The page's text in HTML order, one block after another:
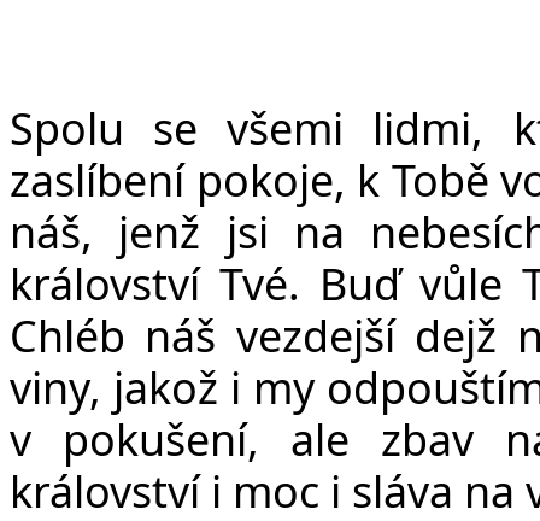
Spolu se všemi lidmi,
zaslíbení pokoje, k Tobě
náš, jenž jsi na
království Tvé. Buďvůle
Chléb náš vezdejší dejž
viny, jakož i my odpouš
v pokušení, ale zbav
království i moc i sláva na